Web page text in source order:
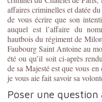
affaires criminelles et datée
de vous écrire que son
auquel est l’affaire du
hautbois du régiment de
Faubourg Saint Antoine au
été ou qu’il soit ci-après
de sa Majesté est que vous
je vous aie fait savoir sa
Poser une